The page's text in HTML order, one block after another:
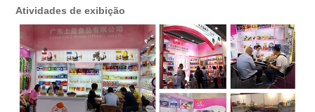
Atividades de exibição